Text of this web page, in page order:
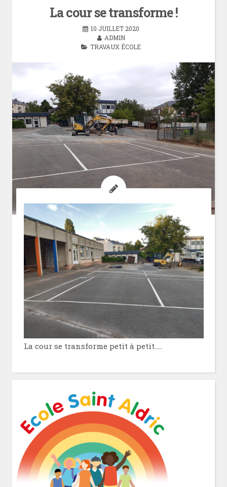
La cour se transforme !
10 JUILLET 2020
ADMIN
TRAVAUX ÉCOLE
La cour se transforme petit à petit…..